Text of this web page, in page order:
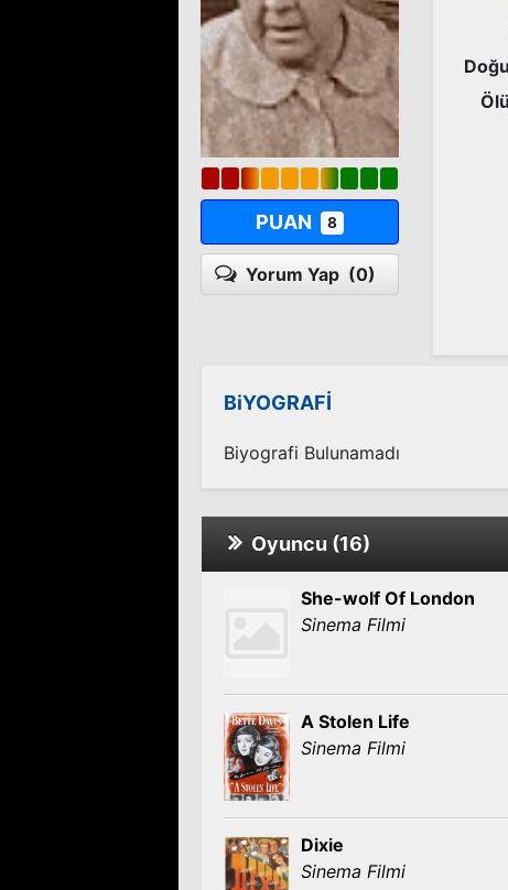
PUAN 8
Yorum Yap (0)
BiYOGRAFİ
Biyografi Bulunamadı
Oyuncu (16)
She-wolf Of London
Sinema Filmi
A Stolen Life
Sinema Filmi
Dixie
Sinema Filmi